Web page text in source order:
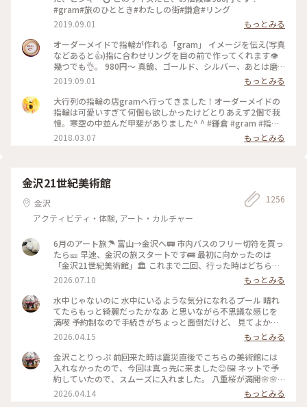
#gram#旅のひととき#わたしの街#鎌倉#リング
2019.09.01
もっとみる
オーダーメイドで指輪が作れる「gram」 イメージを伝え(写真
などあると👍)指に合わせリングを目の前で作ってくれます👁
幾つでも👌。 980円〜 真鍮、ゴールド、シルバー、あとは磨
きをかけるかマットな感じにするか💍😊✨✨ 今回は、左からピ
ンキー、中指、親指と作りました😅 いつもは行列がすごいの
に、この日、整理券なし、30分並び入れました😱😱‼️(平日の
夕方) 皆さん、カップルもいだけど、グループで来られ旅の思
い出に作られたりしている方が多かったです😊 まさか、入れ
ると思わなかったので、待ち時間に情報収集し勢いで作ったリ
ング。それでも、なんだか愛着がわきますね… 次は、重ね付け
2019.09.01
もっとみる
大行列の指輪の店gramへ行ってきました！オーダーメイドの
指輪は可愛いすぎて何個も欲しかったけどとりあえず2個で我
慢。寒空の中並んだ甲斐がありました^ ^ #鎌倉 #gram #指輪
#オーダーメイド
2018.03.07 もっとみる
金沢21世紀美術館
金沢
アクティビティ・体験, アート・カルチャー
1256
6月のアート旅☂️ 富山→金沢へ🚃 市内バスのフリー切符を買っ
たら🎫 早速、金沢の旅スタートです🚌 最初に向かったのは
「金沢21世紀美術館」🏛️ これまで二回、行った時はどちらも
休館日😱 今回初めて、あのスイミングプールも見ることが 出
来ました🏊🏊 ただ私は一人(笑)なのでプールに入っても上から
写真は撮れないよね⁉️と、、、 なので上から下の人達を見て楽
しみました😂 修学旅行かな❓の子供達の同行者の様に…🤣 混ま
ないうちにと午前中に来たので そこまで混雑してなくゆっく
紀美術館#スイミングプール #金沢市内バスフリー切符
2026.07.10
もっとみる
水中じゃないのに 水中にいるような気分になれるプール 晴れ
てたらもっと綺麗だったかなあ と思いながら不思議な感じを
満喫 予約制なので手続きがちょっと面倒だけど、 見てよかっ
た #ちいさな列車旅 #金沢#金沢21世紀美術館#プール #現代ア
ート
2026.04.15
もっとみる
金沢ことりっぷ 前回来た時は震災直後でこちらの美術館には
入れなかったので、今回は真っ先に来ました😊🖼️ ネットで予
約していたので、スムーズに入れました。 八重桜が満開🌸🌸
🌸🌸🌸 芝生も綺麗でとても気持ちいい。 フリースペースもた
くさんあるので のんびり楽しめます。 今日は海外からの観光
2026.04.14 もっとみる